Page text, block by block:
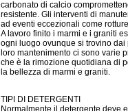
carbonato di calcio
resistente. Gli interventi di
ad eventi eccezionali come
A lavoro finito i marmi e i graniti
ogni luogo ovunque si trovino
loro mantenimento ci sono varie
che è la rimozione quotidiana di
la bellezza di marmi e graniti.
TIPI DI DETERGENTI
Normalmente il detergente deve